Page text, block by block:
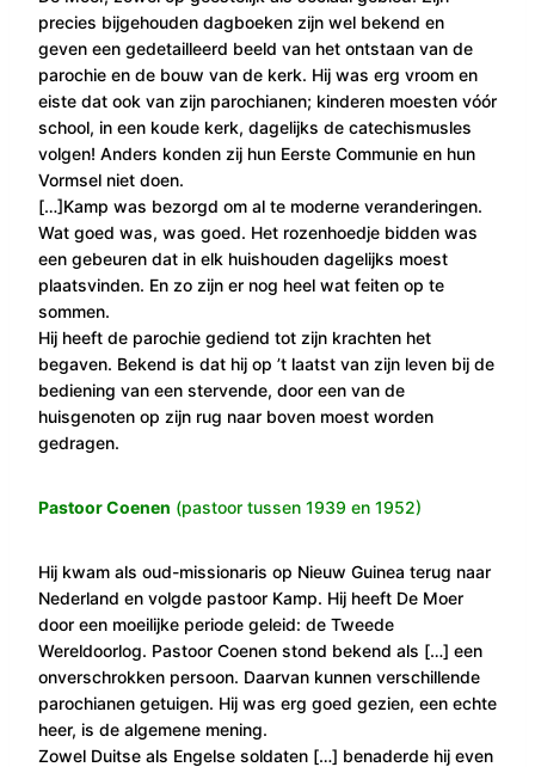
precies bijgehouden dagboeken zijn wel bekend en
geven een gedetailleerd beeld van het ontstaan van de
parochie en de bouw van de kerk. Hij was erg vroom en
eiste dat ook van zijn parochianen; kinderen moesten vóór
school, in een koude kerk, dagelijks de catechismusles
volgen! Anders konden zij hun Eerste Communie en hun
Vormsel niet doen.
[…]Kamp was bezorgd om al te moderne veranderingen.
Wat goed was, was goed. Het rozenhoedje bidden was
een gebeuren dat in elk huishouden dagelijks moest
plaatsvinden. En zo zijn er nog heel wat feiten op te
sommen.
Hij heeft de parochie gediend tot zijn krachten het
begaven. Bekend is dat hij op ’t laatst van zijn leven bij de
bediening van een stervende, door een van de
huisgenoten op zijn rug naar boven moest worden
gedragen.
Pastoor Coenen (pastoor tussen 1939 en 1952)
Hij kwam als oud-missionaris op Nieuw Guinea terug naar
Nederland en volgde pastoor Kamp. Hij heeft De Moer
door een moeilijke periode geleid: de Tweede
Wereldoorlog. Pastoor Coenen stond bekend als […] een
onverschrokken persoon. Daarvan kunnen verschillende
parochianen getuigen. Hij was erg goed gezien, een echte
heer, is de algemene mening.
Zowel Duitse als Engelse soldaten […] benaderde hij even